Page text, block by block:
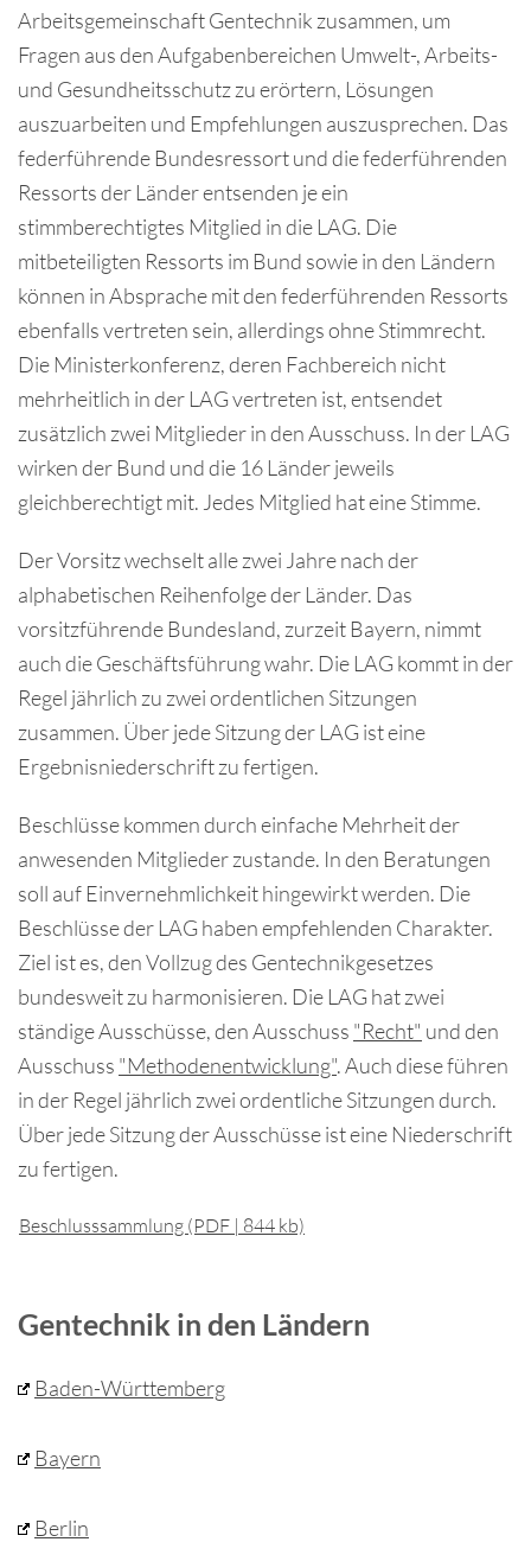
Arbeitsgemeinschaft Gentechnik zusammen, um
Fragen aus den Aufgabenbereichen Umwelt-, Arbeits-
und Gesundheitsschutz zu erörtern, Lösungen
auszuarbeiten und Empfehlungen auszusprechen. Das
federführende Bundesressort und die federführenden
Ressorts der Länder entsenden je ein
stimmberechtigtes Mitglied in die LAG. Die
mitbeteiligten Ressorts im Bund sowie in den Ländern
können in Absprache mit den federführenden Ressorts
ebenfalls vertreten sein, allerdings ohne Stimmrecht.
Die Ministerkonferenz, deren Fachbereich nicht
mehrheitlich in der LAG vertreten ist, entsendet
zusätzlich zwei Mitglieder in den Ausschuss. In der LAG
wirken der Bund und die 16 Länder jeweils
gleichberechtigt mit. Jedes Mitglied hat eine Stimme.
Der Vorsitz wechselt alle zwei Jahre nach der
alphabetischen Reihenfolge der Länder. Das
vorsitzführende Bundesland, zurzeit Bayern, nimmt
auch die Geschäftsführung wahr. Die LAG kommt in der
Regel jährlich zu zwei ordentlichen Sitzungen
zusammen. Über jede Sitzung der LAG ist eine
Ergebnisniederschrift zu fertigen.
Beschlüsse kommen durch einfache Mehrheit der
anwesenden Mitglieder zustande. In den Beratungen
soll auf Einvernehmlichkeit hingewirkt werden. Die
Beschlüsse der LAG haben empfehlenden Charakter.
Ziel ist es, den Vollzug des Gentechnikgesetzes
bundesweit zu harmonisieren. Die LAG hat zwei
ständige Ausschüsse, den Ausschuss "Recht" und den
Ausschuss "Methodenentwicklung". Auch diese führen
in der Regel jährlich zwei ordentliche Sitzungen durch.
Über jede Sitzung der Ausschüsse ist eine Niederschrift
zu fertigen.
Beschlusssammlung (PDF | 844 kb)
Gentechnik in den Ländern
Baden-Württemberg
Bayern
Berlin